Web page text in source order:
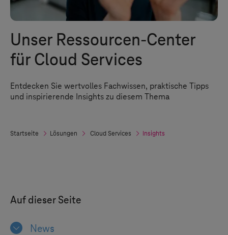
Unser Ressourcen-Center
für Cloud Services
Entdecken Sie wertvolles Fachwissen, praktische Tipps
und inspirierende Insights zu diesem Thema
Startseite Lösungen Cloud Services Insights
Auf dieser Seite
News